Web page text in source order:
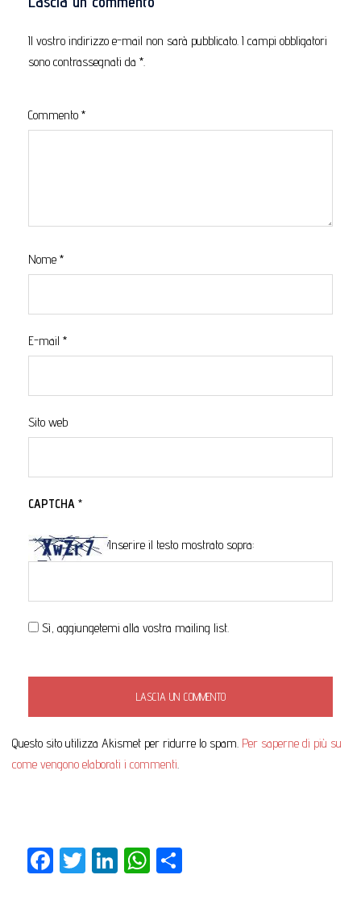
Il vostro indirizzo e-mail non sarà pubblicato. I campi obbligatori
sono contrassegnati da *
Commento *
Nome *
E-mail *
Sito web
CAPTCHA *
Inserire il testo mostrato sopra:
Sì, aggiungetemi alla vostra mailing list.
Questo sito utilizza Akismet per ridurre lo spam. Per saperne di più su
come vengono elaborati i commenti.
Facebook
TwitterLinkedInWhatsApp